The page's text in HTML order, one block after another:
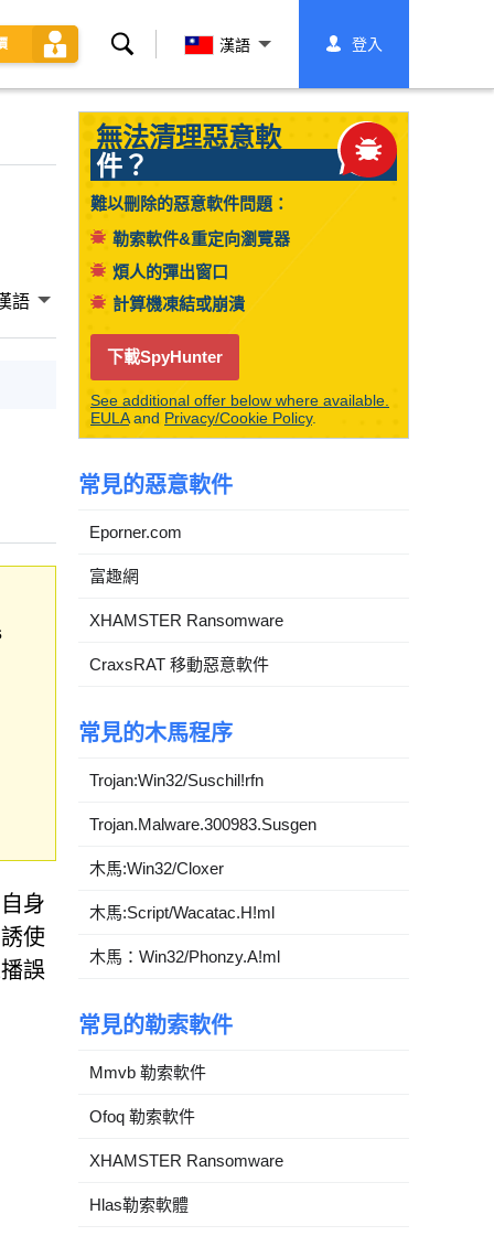
搜
漢語 登入
語
身
使
誤
無法清理惡意軟
件？
難以刪除的惡意軟件問題：
勒索軟件&重定向瀏覽器
煩人的彈出窗口
計算機凍結或崩潰
下載SpyHunter
See additional offer below where available.
EULAand Privacy/Cookie Policy.
常見的惡意軟件
Eporner.com
富趣網
XHAMSTER Ransomware
CraxsRAT 移動惡意軟件
常見的木馬程序
Trojan:Win32/Suschil!rfn
Trojan.Malware.300983.Susgen
木馬:Win32/Cloxer
木馬:Script/Wacatac.H!ml
木馬：Win32/Phonzy.A!ml
常見的勒索軟件
Mmvb 勒索軟件
Ofoq 勒索軟件
XHAMSTER Ransomware
Hlas勒索軟體